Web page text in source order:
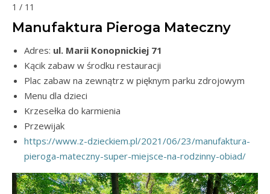
1 / 11
Manufaktura Pieroga Mateczny
Adres: ul. Marii Konopnickiej 71
Kącik zabaw w środku restauracji
Plac zabaw na zewnątrz w pięknym parku zdrojowym
Menu dla dzieci
Krzesełka do karmienia
Przewijak
https://www.z-dzieckiem.pl/2021/06/23/manufaktura-
pieroga-mateczny-super-miejsce-na-rodzinny-obiad/